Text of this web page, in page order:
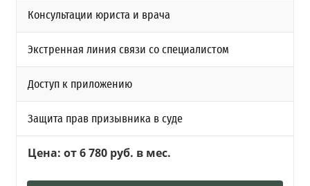
Консультации юриста и врача
Экстренная линия связи со специалистом
Доступ к приложению
Защита прав призывника в суде
Цена: от 6 780 руб. в мес.